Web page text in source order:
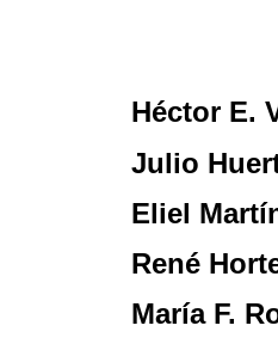
Héctor E.
Julio
Eliel
René
María F.